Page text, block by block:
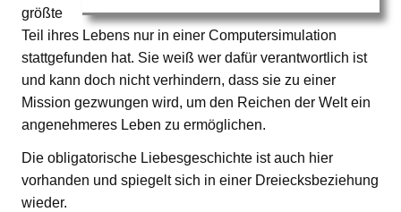
größte
Teil ihres Lebens nur in einer Computersimulation
stattgefunden hat. Sie weiß wer dafür verantwortlich ist
und kann doch nicht verhindern, dass sie zu einer
Mission gezwungen wird, um den Reichen der Welt ein
angenehmeres Leben zu ermöglichen.
Die obligatorische Liebesgeschichte ist auch hier
vorhanden und spiegelt sich in einer Dreiecksbeziehung
wieder.